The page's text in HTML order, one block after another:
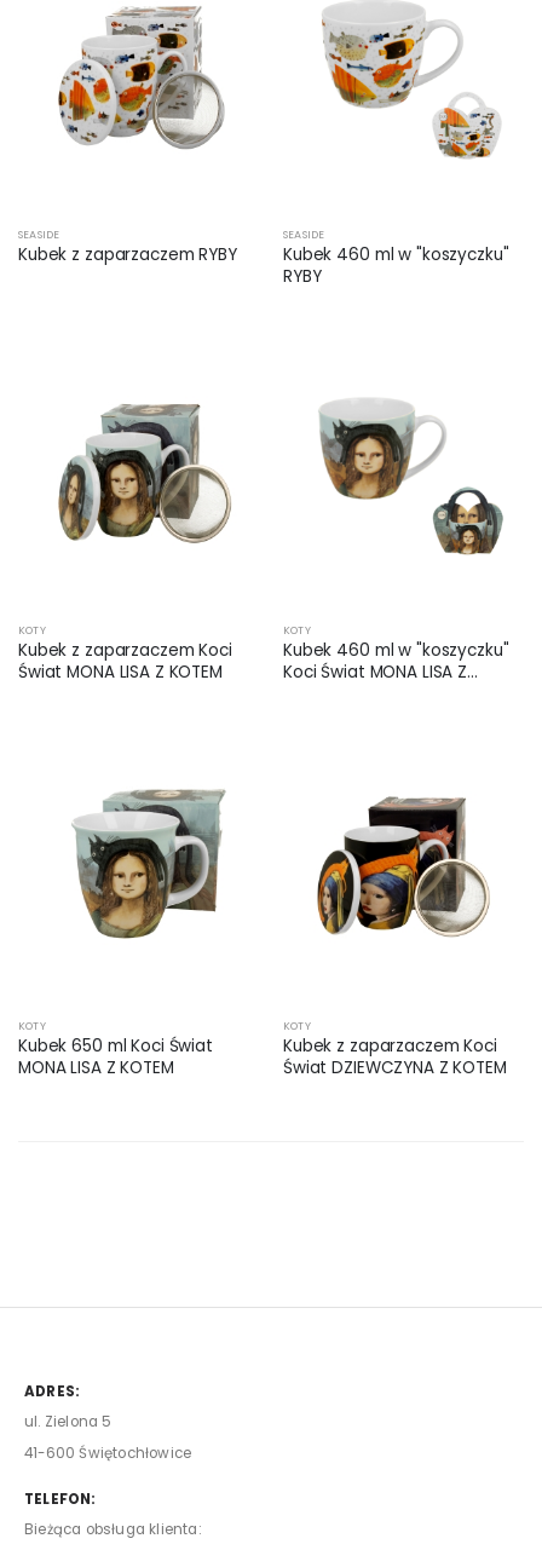
SEASIDE
Kubek z zaparzaczem RYBY
SEASIDE
Kubek 460 ml w "koszyczku"
RYBY
KOTY
Kubek z zaparzaczem Koci
Świat MONA LISA Z KOTEM
KOTY
Kubek 460 ml w "koszyczku"
Koci Świat MONA LISA Z
KOTY
Kubek 650 ml Koci Świat
MONA LISA Z KOTEM
KOTY
Kubek z zaparzaczem Koci
Świat DZIEWCZYNA Z KOTEM
ADRES:
ul. Zielona 5
41-600 Świętochłowice
TELEFON:
Bieżąca obsługa klienta: